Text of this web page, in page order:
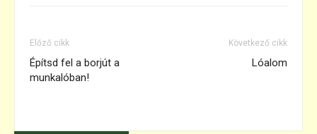
Előző cikk
Építsd fel a borjút a
munkalóban!
Következő cikk
Lóalom